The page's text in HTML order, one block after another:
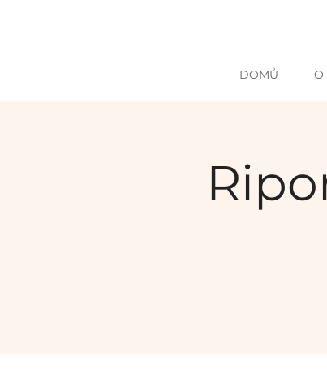
DOMŮ O